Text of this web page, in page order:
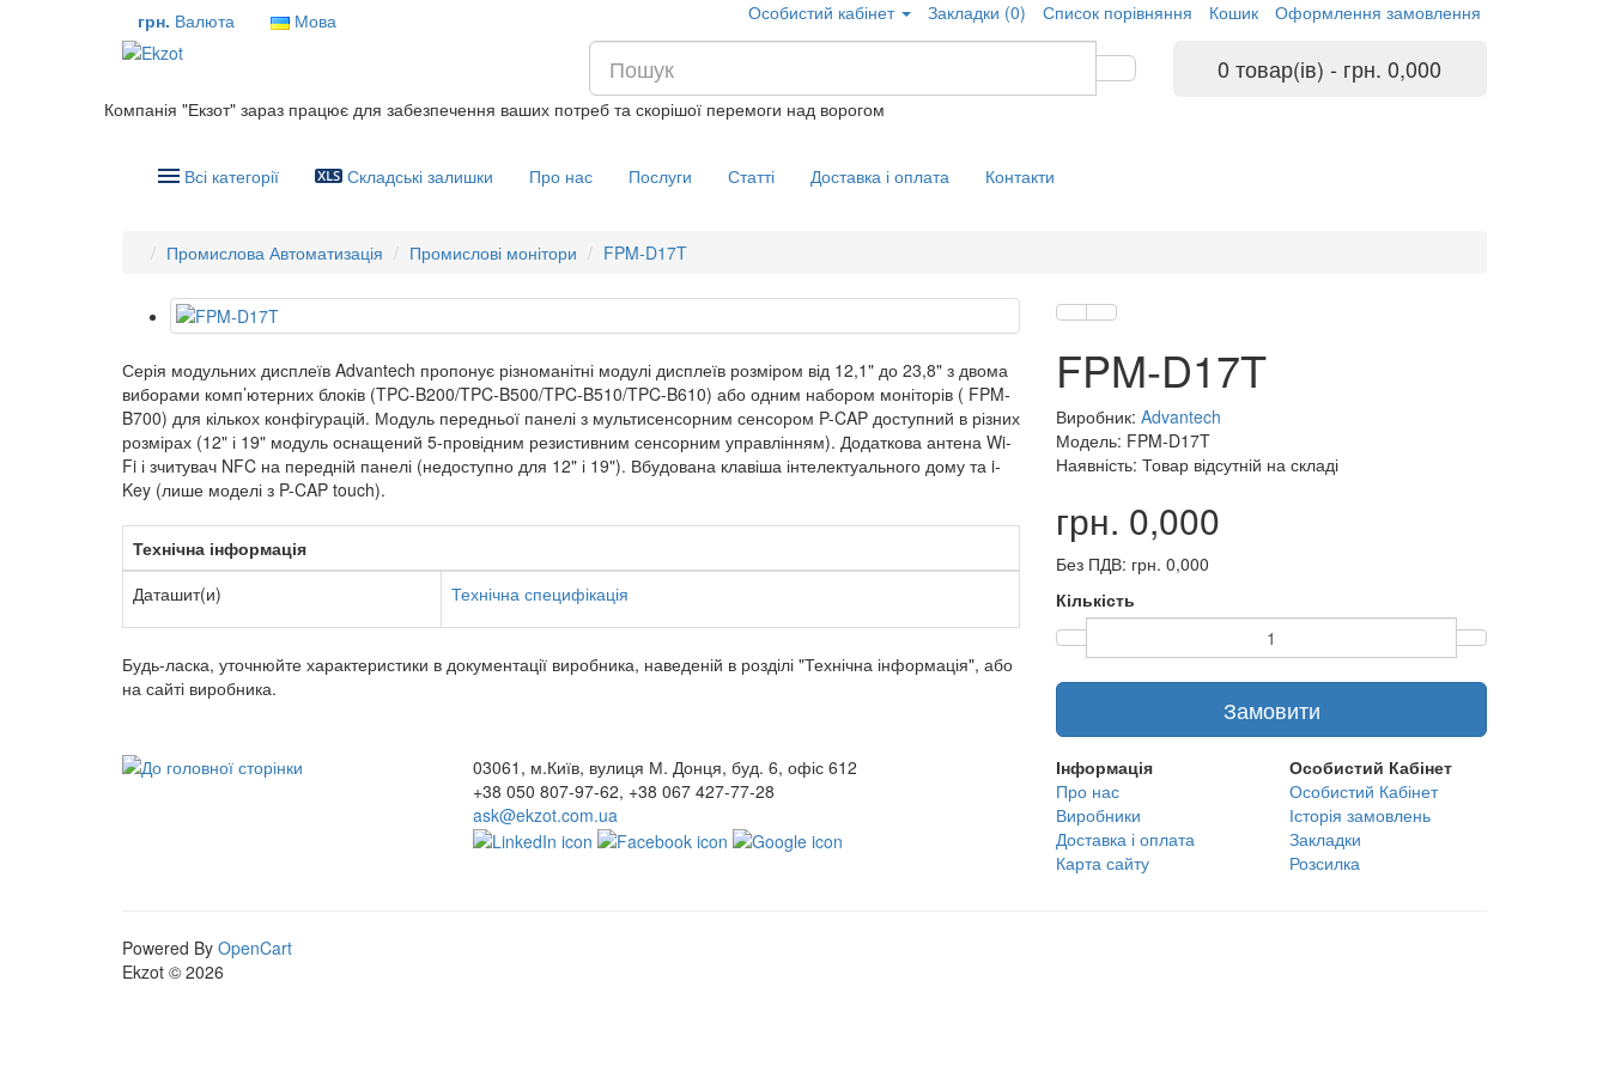
грн. Валюта Мова Особистий кабінет Закладки (0) Список порівняння Кошик Оформлення замовлення
0 товар(ів) - грн. 0,000
Компанія "Екзот" зараз працює для забезпечення ваших потреб та скорішої перемоги над ворогом
Всі категорії Складські залишки Про нас Послуги Статті Доставка і оплата Контакти
Промислова Автоматизація Промислові монітори FPM-D17T
Серія модульних дисплеїв Advantech пропонує різноманітні модулі дисплеїв розміром від 12,1" до 23,8" з двома
виборами комп’ютерних блоків (TPC-B200/TPC-B500/TPC-B510/TPC-B610) або одним набором моніторів ( FPM-
B700) для кількох конфігурацій. Модуль передньої панелі з мультисенсорним сенсором P-CAP доступний в різних
розмірах (12" і 19" модуль оснащений 5-провідним резистивним сенсорним управлінням). Додаткова антена Wi-
Fi і зчитувач NFC на передній панелі (недоступно для 12" і 19"). Вбудована клавіша інтелектуального дому та i-
Key (лише моделі з P-CAP touch).
Технічна інформація
Даташит(и)
Технічна специфікація
Будь-ласка, уточнюйте характеристики в документації виробника, наведеній в розділі "Технічна інформація", або
на сайті виробника.
FPM-D17T
Виробник: Advantech
Модель: FPM-D17T
Наявність: Товар відсутній на складі
грн. 0,000
Без ПДВ: грн. 0,000
Кількість
Замовити
03061, м.Київ, вулиця М. Донця, буд. 6, офіс 612
+38 050 807-97-62, +38 067 427-77-28
ask@ekzot.com.ua
Інформація
Про нас
Виробники
Доставка і оплата
Карта сайту
Особистий Кабінет
Особистий Кабінет
Історія замовлень
Закладки
Розсилка
Powered By OpenCart
Ekzot © 2026